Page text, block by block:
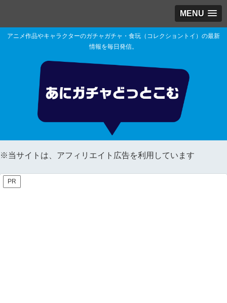
MENU
アニメ作品やキャラクターのガチャガチャ・食玩（コレクショントイ）の最新
情報を毎日発信。
※当サイトは、アフィリエイト広告を利用しています
PR